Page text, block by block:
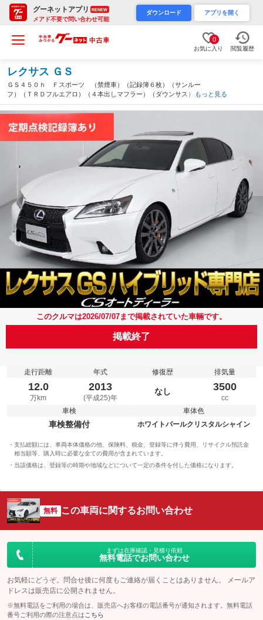
グーネットアプリ RENEW
メアド不要で問い合わせ可能
ダウンロード アプリを開く
0
お気に入り 閲覧履歴
レクサス ＧＳ
ＧＳ４５０ｈ Ｆスポーツ （禁煙車）（記録簿６枚）（サンルー
フ）（ＴＲＤフルエアロ）（４本出しマフラー）（ダウンサス）
（パワートランク）（黒本革）（エアシート）（シートヒーター）
（オートクルーズコントロール）（ＨＤＤナビ）（千葉県）
もっと見る
このクルマは2026/07/07まで掲載されていた車輛です。
掲載終了
走行距離
12.0
万km
年式
2013
(平成25)年
修復歴
なし
排気量
3500
cc
車検
車検整備付
車体色
ホワイトパールクリスタルシャイン
支払総額には、車両本体価格の他、保険料、税金、登録等に伴う費用、リサイクル預託金
相当額等、購入時に必要な全ての費用が含まれています。
当該価格は、登録等の時期や地域などについて一定の条件を付した価格になります。
無料 この車両に関するお問い合わせ
まずは在庫確認・見積り依頼
無料電話でお問い合わせ
お気軽にどうぞ。問合せ後に何度もご連絡が届くことはありません。 メールア
ドレスは販売店に公開されません。
※無料電話をご利用の場合は、販売店へお客様の電話番号が通知されます。無料電話
番号ご利用の際の注意点は こちら